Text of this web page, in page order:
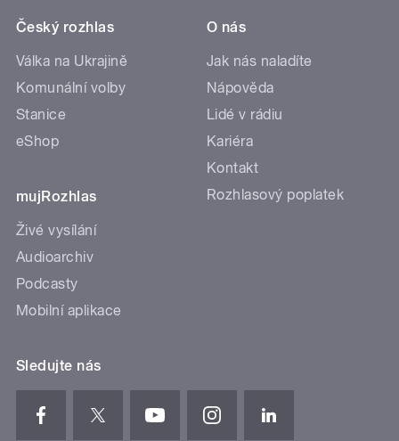
Český rozhlas
Válka na Ukrajině
Komunální volby
Stanice
eShop
mujRozhlas
Živé vysílání
Audioarchiv
Podcasty
Mobilní aplikace
O nás
Jak nás naladíte
Nápověda
Lidé v rádiu
Kariéra
Kontakt
Rozhlasový poplatek
Sledujte nás